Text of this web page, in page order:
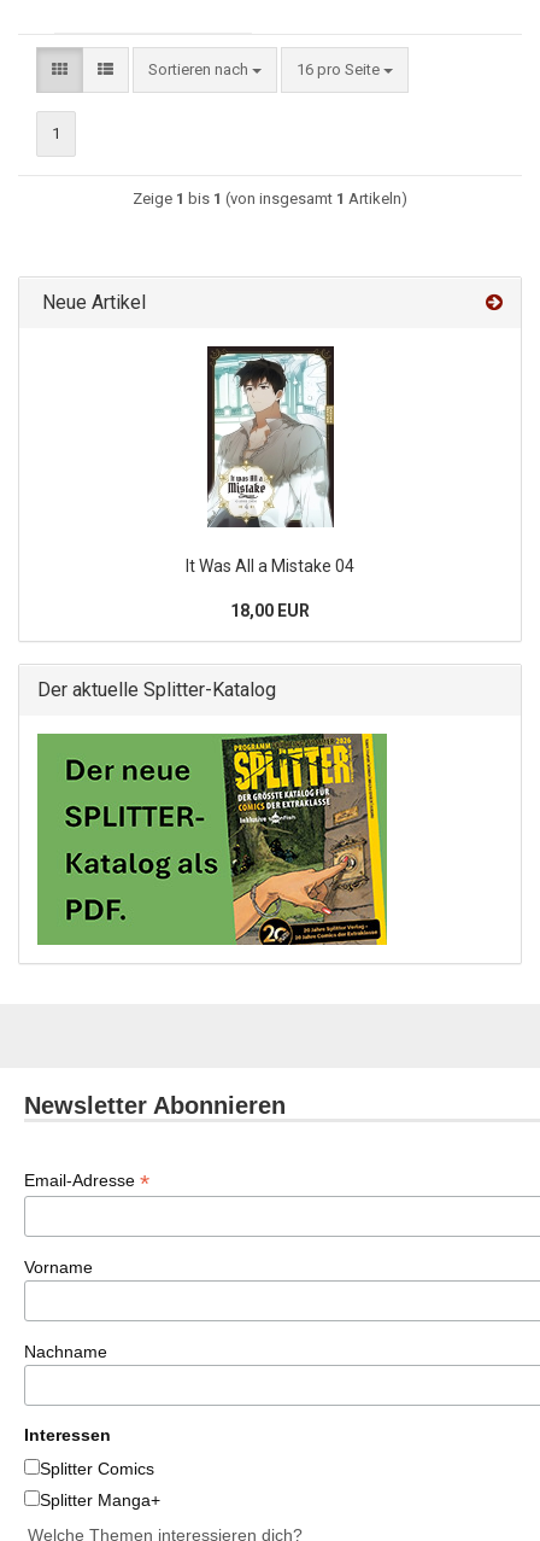
Sortieren nach 16 pro Seite
1
Zeige 1 bis 1 (von insgesamt 1 Artikeln)
Neue Artikel
It Was All a Mistake 04
18,00 EUR
Der aktuelle Splitter-Katalog
Newsletter Abonnieren
Email-Adresse *
Vorname
Nachname
Interessen
Splitter Comics
Splitter Manga+
Welche Themen interessieren dich?